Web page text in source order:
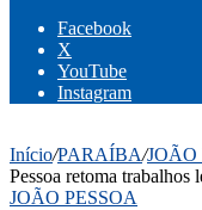
Facebook
X
YouTube
Instagram
Início/PARAÍBA/JOÃO
Pessoa retoma trabalhos
JOÃO PESSOA